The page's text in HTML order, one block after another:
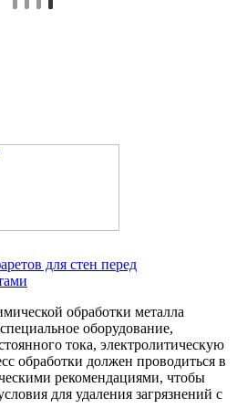
для стен перед
обработки металла
оборудование,
тока, электролитическую
обработки должен проводиться в
рекомендациями, чтобы
для удаления загрязнений с